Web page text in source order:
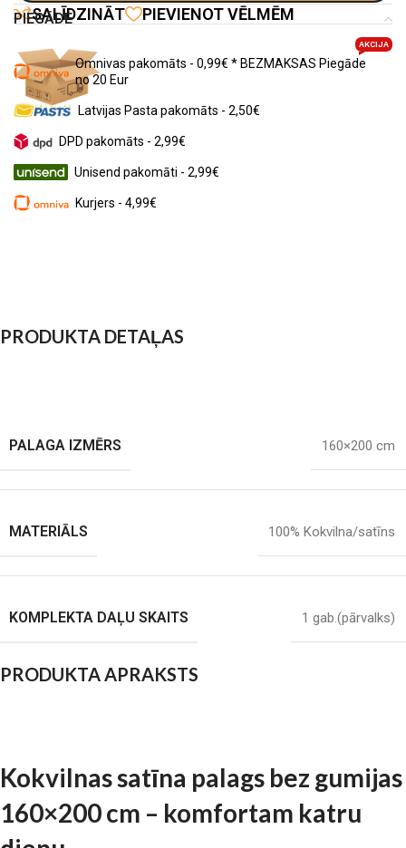
SALĪDZINĀT PIEVIENOT VĒLMĒM
PIEGĀDE
Omnivas pakomāts - 0,99€ * BEZMAKSAS Piegāde
no 20 Eur
AKCIJA
Latvijas Pasta pakomāts - 2,50€
DPD pakomāts - 2,99€
Unisend pakomāti - 2,99€
Kurjers - 4,99€
PRODUKTA DETAĻAS
PALAGA IZMĒRS 160×200 cm
MATERIĀLS 100% Kokvilna/satīns
KOMPLEKTA DAĻU SKAITS 1 gab.(pārvalks)
PRODUKTA APRAKSTS
Kokvilnas satīna palags bez gumijas
160×200 cm – komfortam katru